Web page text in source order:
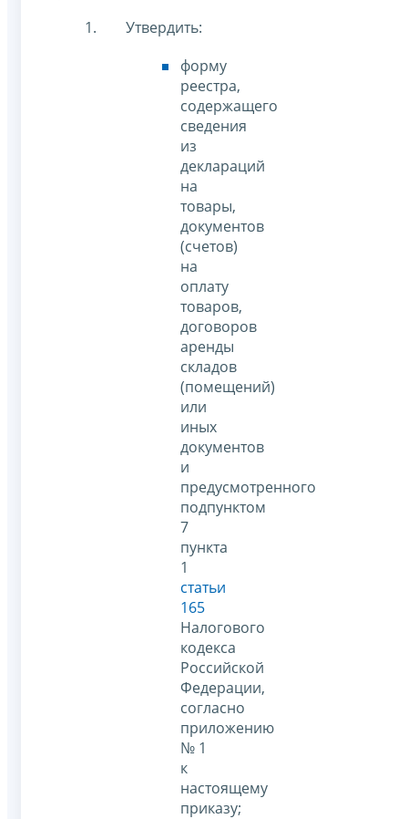
Утвердить:
форму
реестра,
содержащего
сведения
из
деклараций
на
товары,
документов
(счетов)
на
оплату
товаров,
договоров
аренды
складов
(помещений)
или
иных
документов
и
предусмотренного
подпунктом
7
пункта
1
статьи
165
Налогового
кодекса
Российской
Федерации,
согласно
приложению
№ 1
к
настоящему
приказу;